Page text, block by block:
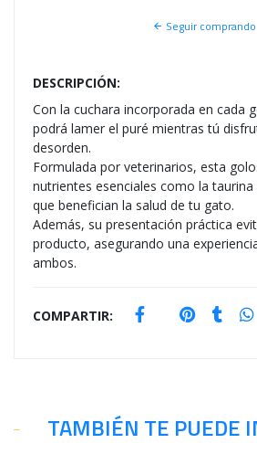
Seguir comprando
DESCRIPCIÓN:
Con la cuchara incorporada en cada
podrá lamer el puré mientras tú
desorden.
Formulada por veterinarios, esta
nutrientes esenciales como la
que benefician la salud de tu gato.
Además, su presentación práctica
producto, asegurando una
ambos.
COMPARTIR:
TAMBIÉN TE PUEDE